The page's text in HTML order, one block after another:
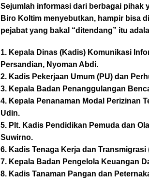
Sejumlah informasi dari berbagai pihak
Biro Koltim menyebutkan, hampir bisa
pejabat yang bakal “ditendang” itu
1. Kepala Dinas (Kadis) Komunikasi
Persandian, Nyoman Abdi.
2. Kadis Pekerjaan Umum (PU) dan
3. Kepala Badan Penanggulangan
4. Kepala Penanaman Modal Perizinan
Udin.
5. Plt. Kadis Pendidikan Pemuda dan
Suwirno.
6. Kadis Tenaga Kerja dan
7. Kepala Badan Pengelola Keuangan
8. Kadis Tanaman Pangan dan